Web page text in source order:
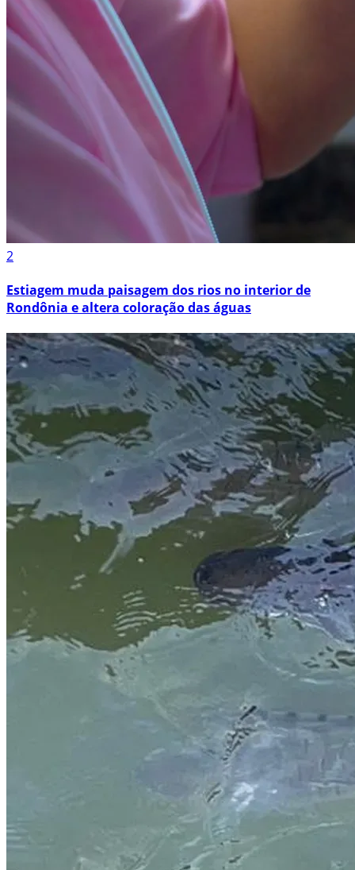
2
Estiagem muda paisagem dos rios no interior de
Rondônia e altera coloração das águas